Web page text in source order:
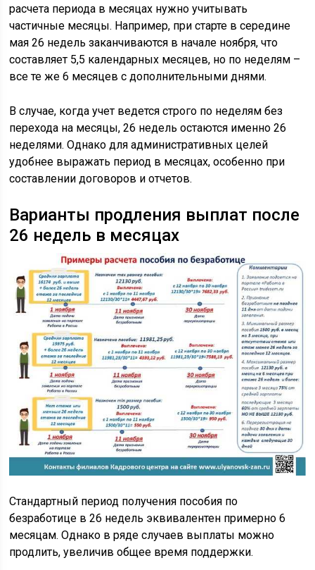
расчета периода в месяцах нужно учитывать
частичные месяцы. Например, при старте в середине
мая 26 недель заканчиваются в начале ноября, что
составляет 5,5 календарных месяцев, но по неделям –
все те же 6 месяцев с дополнительными днями.
В случае, когда учет ведется строго по неделям без
перехода на месяцы, 26 недель остаются именно 26
неделями. Однако для административных целей
удобнее выражать период в месяцах, особенно при
составлении договоров и отчетов.
Варианты продления выплат после
26 недель в месяцах
Стандартный период получения пособия по
безработице в 26 недель эквивалентен примерно 6
месяцам. Однако в ряде случаев выплаты можно
продлить, увеличив общее время поддержки.